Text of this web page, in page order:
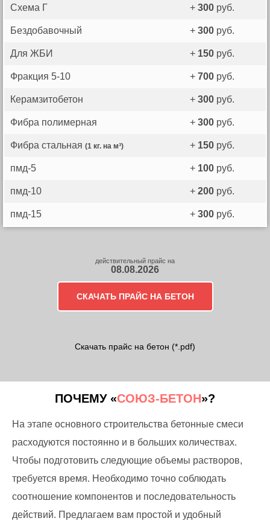
Схема Г + 300 руб.
Бездобавочный + 300 руб.
Для ЖБИ + 150 руб.
Фракция 5-10 + 700 руб.
Керамзитобетон + 300 руб.
Фибра полимерная + 300 руб.
Фибра стальная (1 кг. на м³) + 150 руб.
пмд-5 + 100 руб.
пмд-10 + 200 руб.
пмд-15 + 300 руб.
действительный прайс на
08.08.2026
СКАЧАТЬ ПРАЙС НА БЕТОН
Скачать прайс на бетон (*.pdf)
ПОЧЕМУ «СОЮЗ-БЕТОН»?
На этапе основного строительства бетонные смеси
расходуются постоянно и в больших количествах.
Чтобы подготовить следующие объемы растворов,
требуется время. Необходимо точно соблюдать
соотношение компонентов и последовательность
действий. Предлагаем вам простой и удобный